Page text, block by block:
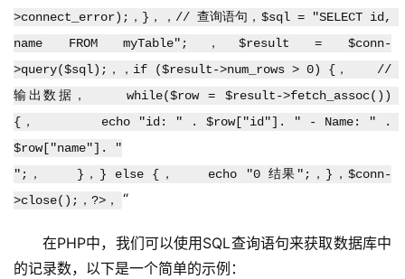
>connect_error);，}，，// 查询语句，$sql = "SELECT id,
name FROM myTable";，$result = $conn-
>query($sql);，，if ($result->num_rows > 0) {，    //
输出数据，    while($row = $result->fetch_assoc())
{，        echo "id: " . $row["id"]. " - Name: " .
$row["name"]. "
";，    }，} else {，    echo "0 结果";，}，$conn-
>close();，?>，
“
在PHP中，我们可以使用SQL查询语句来获取数据库中
的记录数，以下是一个简单的示例：